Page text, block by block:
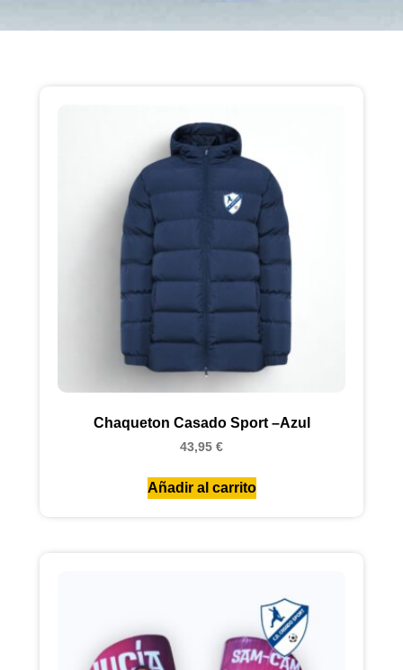
Chaqueton Casado Sport –Azul
43,95 €
Añadir al carrito